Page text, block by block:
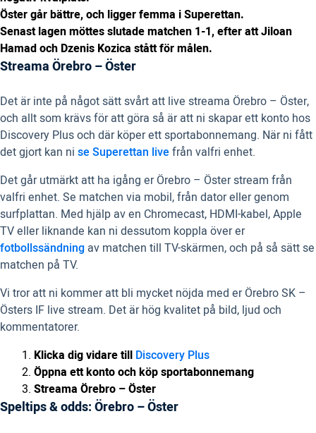
Öster går bättre, och ligger femma i Superettan.
Senast lagen möttes slutade matchen 1-1, efter att Jiloan
Hamad och Dzenis Kozica stått för målen.
Streama Örebro – Öster
Det är inte på något sätt svårt att live streama Örebro – Öster,
och allt som krävs för att göra så är att ni skapar ett konto hos
Discovery Plus och där köper ett sportabonnemang. När ni fått
det gjort kan ni se Superettan livefrån valfri enhet.
Det går utmärkt att ha igång er Örebro – Öster stream från
valfri enhet. Se matchen via mobil, från dator eller genom
surfplattan. Med hjälp av en Chromecast, HDMI-kabel, Apple
TV eller liknande kan ni dessutom koppla över er
fotbollssändning av matchen till TV-skärmen, och på så sätt se
matchen på TV.
Vi tror att ni kommer att bli mycket nöjda med er Örebro SK –
Östers IF live stream. Det är hög kvalitet på bild, ljud och
kommentatorer.
Klicka dig vidare till Discovery Plus
Öppna ett konto och köp sportabonnemang
Streama Örebro – Öster
Speltips & odds: Örebro – Öster